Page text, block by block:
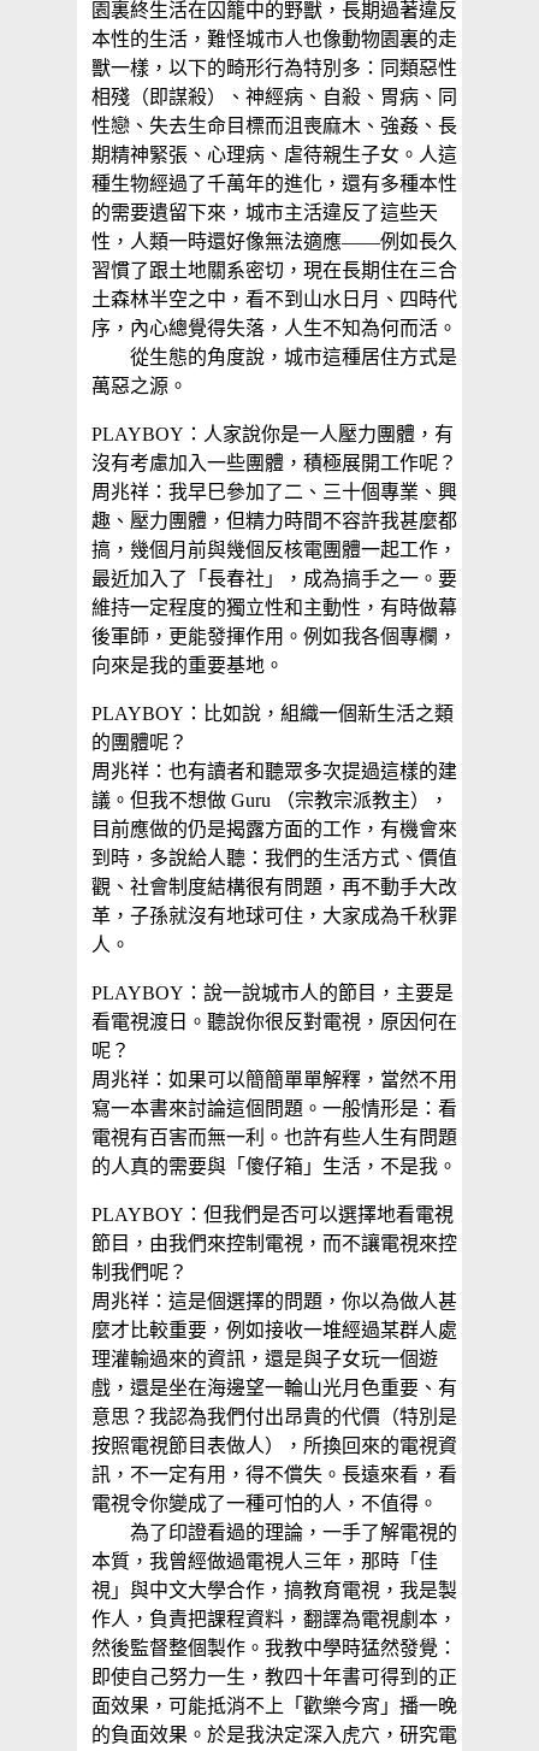
園裏終生活在囚籠中的野獸，長期過著違反
本性的生活，難怪城市人也像動物園裏的走
獸一樣，以下的畸形行為特別多：同類惡性
相殘（即謀殺）、神經病、自殺、胃病、同
性戀、失去生命目標而沮喪麻木、強姦、長
期精神緊張、心理病、虐待親生子女。人這
種生物經過了千萬年的進化，還有多種本性
的需要遺留下來，城市主活違反了這些天
性，人類一時還好像無法適應——例如長久
習慣了跟土地關系密切，現在長期住在三合
土森林半空之中，看不到山水日月、四時代
序，內心總覺得失落，人生不知為何而活。
從生態的角度說，城市這種居住方式是
萬惡之源。
PLAYBOY：人家說你是一人壓力團體，有
沒有考慮加入一些團體，積極展開工作呢？
周兆祥：我早巳參加了二、三十個專業、興
趣、壓力團體，但精力時間不容許我甚麼都
搞，幾個月前與幾個反核電團體一起工作，
最近加入了「長春社」，成為搞手之一。要
維持一定程度的獨立性和主動性，有時做幕
後軍師，更能發揮作用。例如我各個專欄，
向來是我的重要基地。
PLAYBOY：比如說，組織一個新生活之類
的團體呢？
周兆祥：也有讀者和聽眾多次提過這樣的建
議。但我不想做 Guru （宗教宗派教主），
目前應做的仍是揭露方面的工作，有機會來
到時，多說給人聽：我們的生活方式、價值
觀、社會制度結構很有問題，再不動手大改
革，子孫就沒有地球可住，大家成為千秋罪
人。
PLAYBOY：說一說城市人的節目，主要是
看電視渡日。聽說你很反對電視，原因何在
呢？
周兆祥：如果可以簡簡單單解釋，當然不用
寫一本書來討論這個問題。一般情形是：看
電視有百害而無一利。也許有些人生有問題
的人真的需要與「傻仔箱」生活，不是我。
PLAYBOY：但我們是否可以選擇地看電視
節目，由我們來控制電視，而不讓電視來控
制我們呢？
周兆祥：這是個選擇的問題，你以為做人甚
麼才比較重要，例如接收一堆經過某群人處
理灌輸過來的資訊，還是與子女玩一個遊
戲，還是坐在海邊望一輪山光月色重要、有
意思？我認為我們付出昂貴的代價（特別是
按照電視節目表做人），所換回來的電視資
訊，不一定有用，得不償失。長遠來看，看
電視令你變成了一種可怕的人，不值得。
為了印證看過的理論，一手了解電視的
本質，我曾經做過電視人三年，那時「佳
視」與中文大學合作，搞教育電視，我是製
作人，負責把課程資料，翻譯為電視劇本，
然後監督整個製作。我教中學時猛然發覺：
即使自己努力一生，教四十年書可得到的正
面效果，可能抵消不上「歡樂今宵」播一晚
的負面效果。於是我決定深入虎穴，研究電